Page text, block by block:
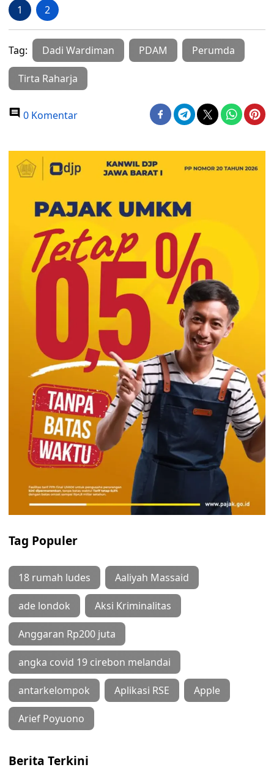
1 2
Tag: Dadi Wardiman PDAM Perumda
Tirta Raharja
0 Komentar
Tag Populer
18 rumah ludes Aaliyah Massaid
ade londok Aksi Kriminalitas
Anggaran Rp200 juta
angka covid 19 cirebon melandai
antarkelompok Aplikasi RSE Apple
Arief Poyuono
Berita Terkini